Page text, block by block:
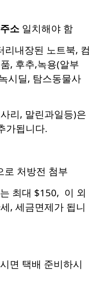
소 일치해야 함
리내장된 노트북, 컴
, 후추,녹용(알부
시딜, 탐스동물사
리, 말린과일등)은
가됩니다.
로 처방전 첨부
최대 $150, 이 외
, 세금면제가 됩니
면 택배 준비하시